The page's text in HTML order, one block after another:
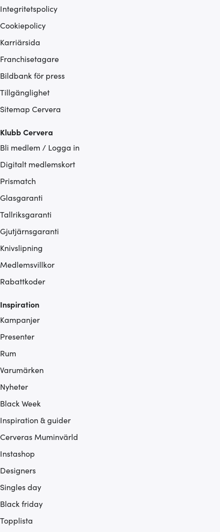
Integritetspolicy
Cookiepolicy
Karriärsida
Franchisetagare
Bildbank för press
Tillgänglighet
Sitemap Cervera
Klubb Cervera
Bli medlem / Logga in
Digitalt medlemskort
Prismatch
Glasgaranti
Tallriksgaranti
Gjutjärnsgaranti
Knivslipning
Medlemsvillkor
Rabattkoder
Inspiration
Kampanjer
Presenter
Rum
Varumärken
Nyheter
Black Week
Inspiration & guider
Cerveras Muminvärld
Instashop
Designers
Singles day
Black friday
Topplista